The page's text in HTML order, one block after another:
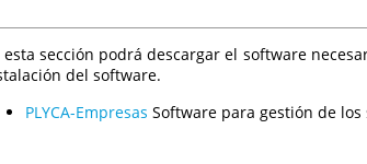
esta sección podrá descargar el software
del software.
PLYCA-Empresas Software para gestión de